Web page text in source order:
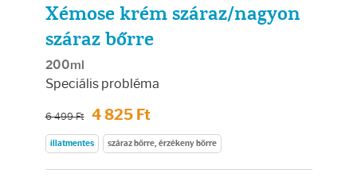
Xémose krém száraz/nagyon
száraz bőrre
200ml
Speciális probléma
6 499 Ft 4 825 Ft
illatmentes száraz bőrre, érzékeny bőrre
Ajakápolók
Hajápolás
Hajkondicionálók